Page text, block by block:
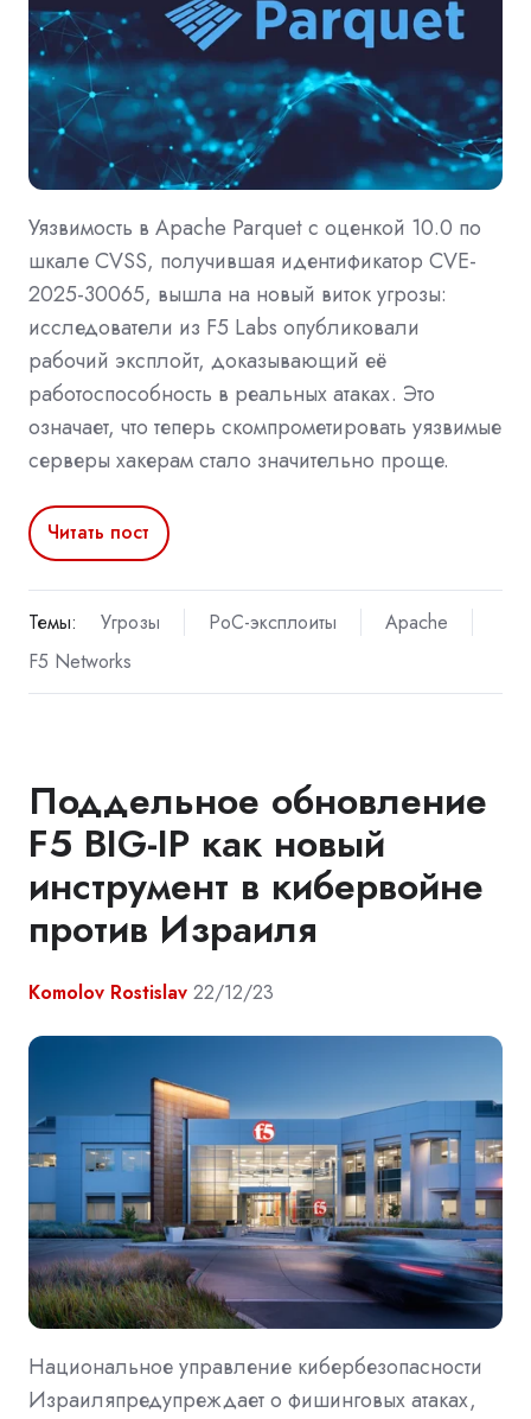
Уязвимость в Apache Parquet с оценкой 10.0 по
шкале CVSS, получившая идентификатор CVE-
2025-30065, вышла на новый виток угрозы:
исследователи из F5 Labs опубликовали
рабочий эксплойт, доказывающий её
работоспособность в реальных атаках. Это
означает, что теперь скомпрометировать уязвимые
серверы хакерам стало значительно проще.
Читать пост
Темы: Угрозы PoC-эксплоиты
Apache
F5 Networks
Поддельное обновление
F5 BIG-IP как новый
инструмент в кибервойне
против Израиля
Komolov Rostislav 22/12/23
Национальное управление кибербезопасности
Израиляпредупреждает о фишинговых атаках,